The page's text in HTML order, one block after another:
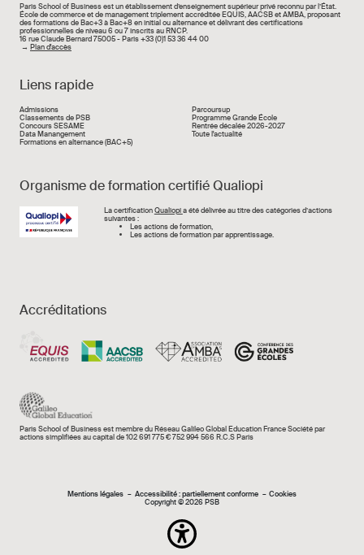
Paris School of Business est un établissement d’enseignement supérieur privé reconnu par l’État.
École de commerce et de management triplement accréditée EQUIS, AACSB et AMBA, proposant
des formations de Bac+3 à Bac+8 en initial ou alternance et délivrant des certifications
professionnelles de niveau 6 ou 7 inscrits au RNCP.
16 rue Claude Bernard 75005 - Paris +33 (0)1 53 36 44 00
→ Plan d'accès
Liens rapide
Liens rapide
Admissions
Classements de PSB
Concours SESAME
Data Manangement
Formations en alternance (BAC+5)
Parcoursup
Programme Grande École
Rentrée décalée 2026-2027
Toute l'actualité
Organisme de formation certifié Qualiopi
Image La certificationQualiopia été délivrée au titre des catégories d’actions
suivantes :
Les actions de formation,
Les actions de formation par apprentissage.
Accréditations
Paris School of Business est membre du Réseau Galileo Global Education France Société par
actions simplifiées au capital de 102 691 775 € 752 994 566 R.C.S Paris
Mentions légales
Mentions légales Accessibilité : partiellement conforme
Cookies
Copyright © 2026 PSB